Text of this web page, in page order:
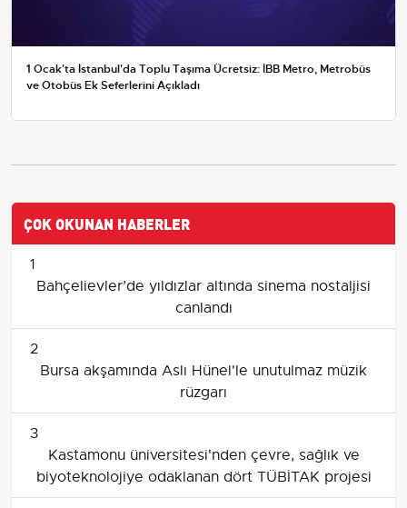
1 Ocak'ta İstanbul'da Toplu Taşıma Ücretsiz: İBB Metro, Metrobüs
ve Otobüs Ek Seferlerini Açıkladı
ÇOK OKUNAN HABERLER
1
Bahçelievler’de yıldızlar altında sinema nostaljisi
canlandı
2
Bursa akşamında Aslı Hünel'le unutulmaz müzik
rüzgarı
3
Kastamonu üniversitesi'nden çevre, sağlık ve
biyoteknolojiye odaklanan dört TÜBİTAK projesi